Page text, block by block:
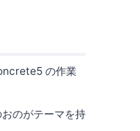
の作業
のがテーマを持